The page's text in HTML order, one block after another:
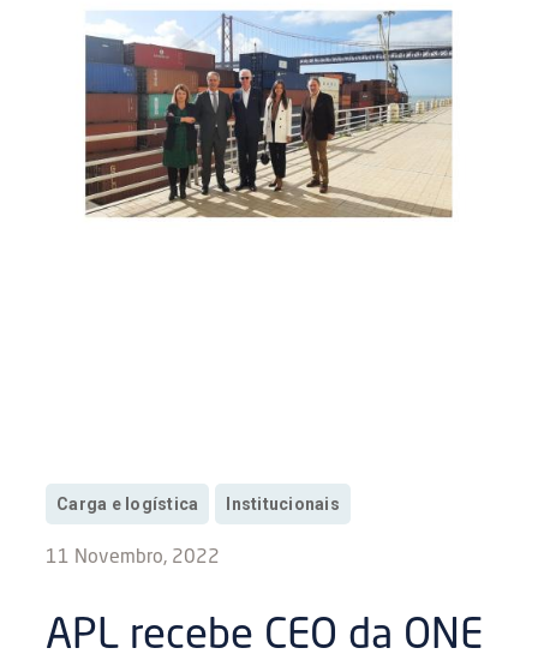
Carga e logística Institucionais
11 Novembro, 2022
APL recebe CEO da ONE